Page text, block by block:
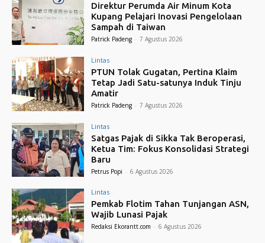
Direktur Perumda Air Minum Kota
Kupang Pelajari Inovasi Pengelolaan
Sampah di Taiwan
Patrick Padeng - 7 Agustus 2026
Lintas
PTUN Tolak Gugatan, Pertina Klaim
Tetap Jadi Satu-satunya Induk Tinju
Amatir
Patrick Padeng - 7 Agustus 2026
Lintas
Satgas Pajak di Sikka Tak Beroperasi,
Ketua Tim: Fokus Konsolidasi Strategi
Baru
Petrus Popi - 6 Agustus 2026
Lintas
Pemkab Flotim Tahan Tunjangan ASN,
Wajib Lunasi Pajak
Redaksi Ekorantt.com - 6 Agustus 2026